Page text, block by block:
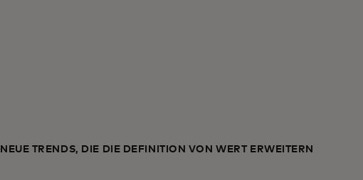
NEUE TRENDS, DIE DIE DEFINITION VON WERT ERWEITERN